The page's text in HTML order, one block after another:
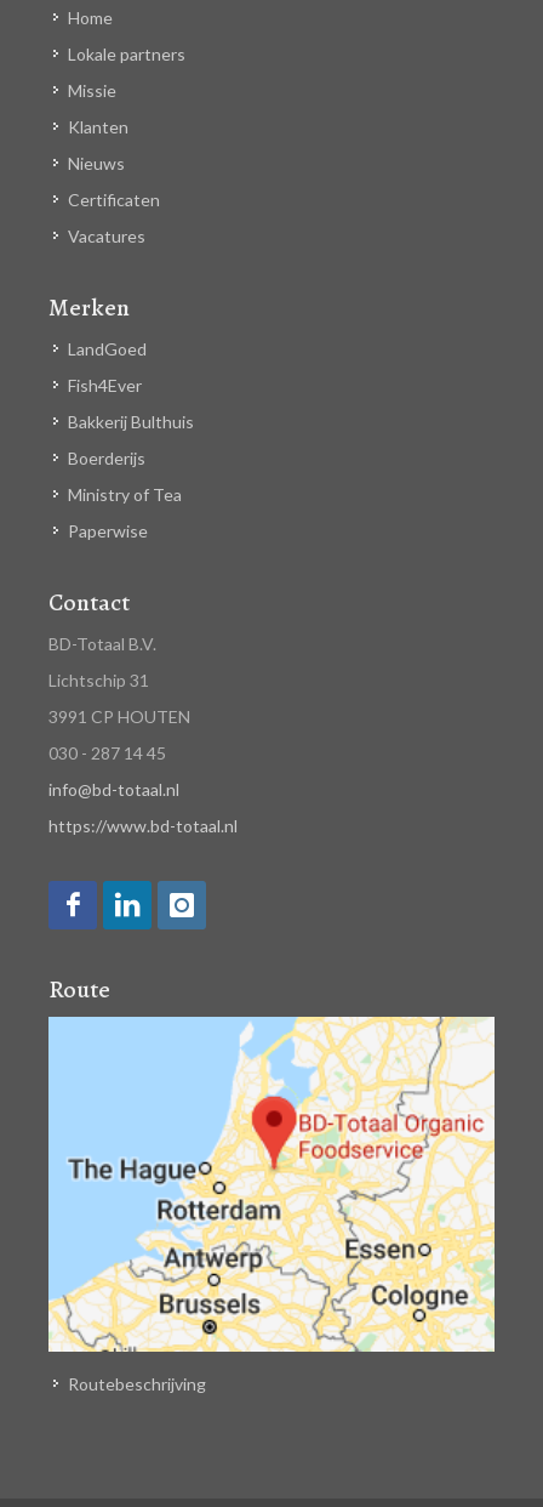
Home
Lokale partners
Missie
Klanten
Nieuws
Certificaten
Vacatures
Merken
LandGoed
Fish4Ever
Bakkerij Bulthuis
Boerderijs
Ministry of Tea
Paperwise
Contact
BD-Totaal B.V.
Lichtschip 31
3991 CP HOUTEN
030 - 287 14 45
info@bd-totaal.nl
https://www.bd-totaal.nl
Route
Routebeschrijving